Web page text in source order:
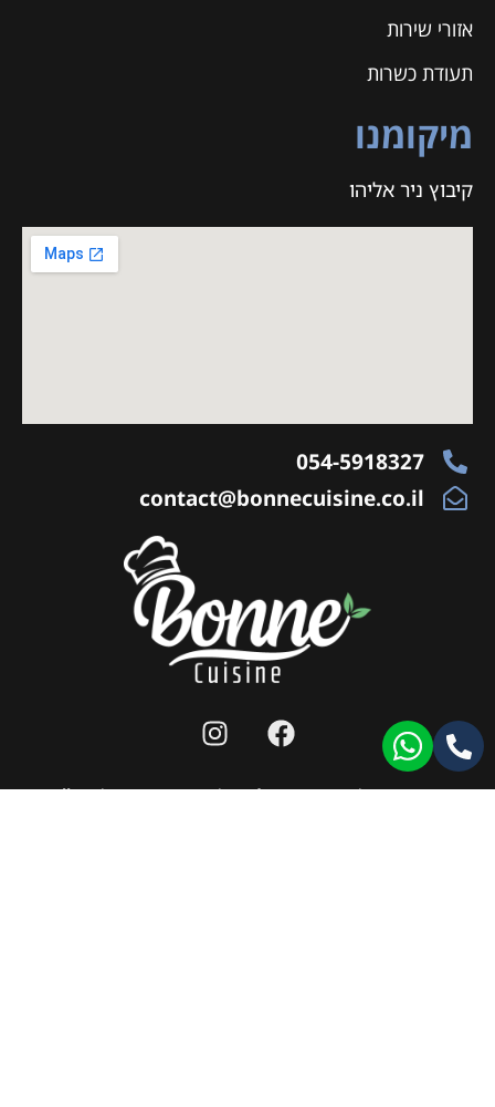
אזורי שירות
תעודת כשרות
מיקומנו
קיבוץ ניר אליהו
054-5918327
contact@bonnecuisine.co.il
מפת אתר|תנאי שימוש לאתר|הצהרת נגישות |
llms